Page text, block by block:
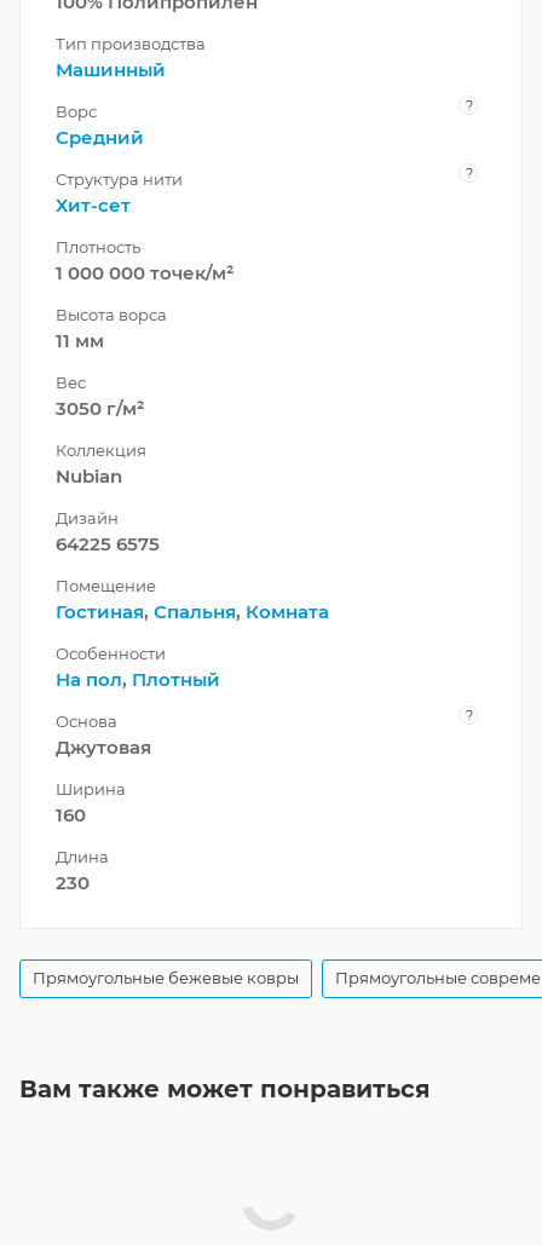
Тип производства
Машинный
Ворс ?
Средний
Структура нити ?
Хит-сет
Плотность
1 000 000 точек/м²
Высота ворса
11 мм
Вес
3050 г/м²
Коллекция
Nubian
Дизайн
64225 6575
Помещение
Гостиная, Спальня, Комната
Особенности
На пол, Плотный
Основа ?
Джутовая
Ширина
160
Длина
230
Прямоугольные бежевые ковры Прямоугольные
Вам также может понравиться